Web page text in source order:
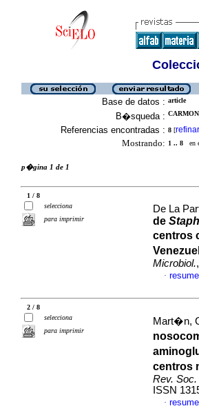
Base de datos : article
B�squeda :
Referencias encontradas : 8 [refinar
Mostrando: 1 .. 8 en
p�gina 1 de 1
1 / 8
selecciona
para imprimir
De La
de
centros
Microbiol.
·
2 / 8
selecciona
para imprimir
Mart�n,
centros
Rev.
ISSN
·